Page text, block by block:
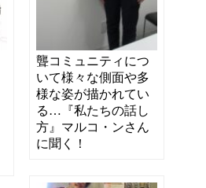
聾コミュニティにつ
いて様々な側面や多
様な姿が描かれてい
る…『私たちの話し
方』マルコ・ンさん
に聞く！